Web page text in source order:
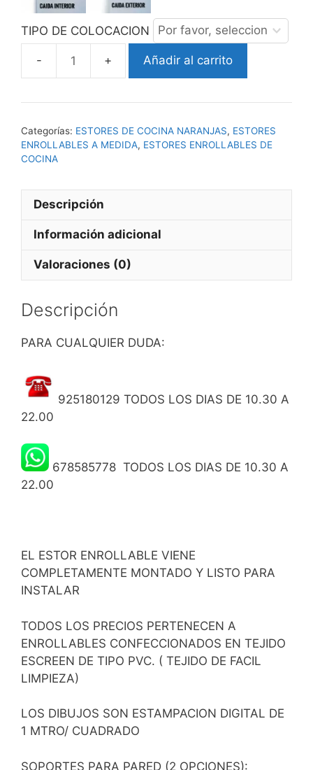
TIPO DE COLOCACION
ESTOR
ZUMO
cantidad
Añadir al carrito
Categorías: ESTORES DE COCINA NARANJAS, ESTORES
ENROLLABLES A MEDIDA, ESTORES ENROLLABLES DE
COCINA
Descripción
Información adicional
Valoraciones (0)
Descripción
PARA CUALQUIER DUDA:
925180129 TODOS LOS DIAS DE 10.30 A
22.00
678585778 TODOS LOS DIAS DE 10.30 A
22.00
EL ESTOR ENROLLABLE VIENE
COMPLETAMENTE MONTADO Y LISTO PARA
INSTALAR
TODOS LOS PRECIOS PERTENECEN A
ENROLLABLES CONFECCIONADOS EN TEJIDO
ESCREEN DE TIPO PVC. ( TEJIDO DE FACIL
LIMPIEZA)
LOS DIBUJOS SON ESTAMPACION DIGITAL DE
1 MTRO/ CUADRADO
SOPORTES PARA PARED (2 OPCIONES):